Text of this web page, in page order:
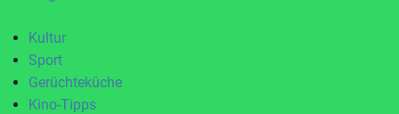
Kultur
Sport
Gerüchteküche
Kino-Tipps